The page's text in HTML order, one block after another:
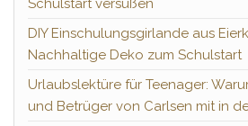
Schulstart versüßen
DIY Einschulungsgirlande aus
Nachhaltige Deko zum Schulstart
Urlaubslektüre für Teenager:
und Betrüger von Carlsen mit in